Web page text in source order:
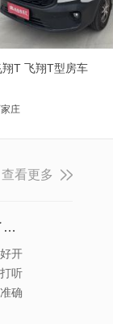
翔T 飞翔T型房车
庄
查看更多
挑选二手车 别忘了路试
开
听
确